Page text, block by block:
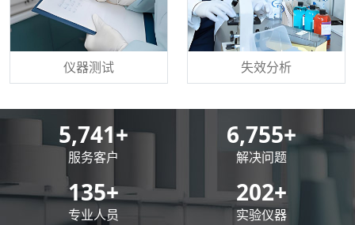
仪器测试 失效分析
8,500+
服务客户
10,000+
解决问题
200+
专业人员
300+
实验仪器